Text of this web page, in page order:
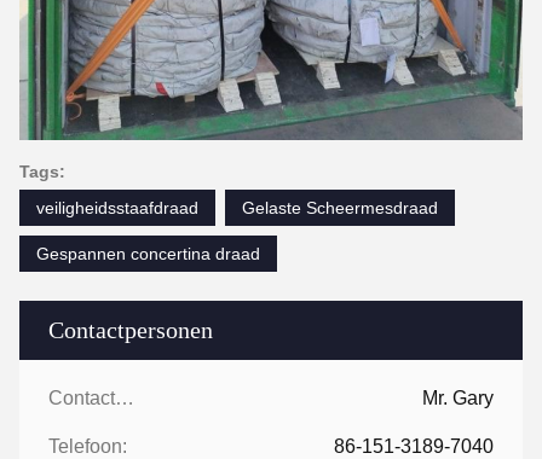
Contactpersonen
Contactpersonen: Mr. Gary
Telefoon: 86-151-3189-7040
Tags:
veiligheidsstaafdraad
Gelaste Scheermesdraad
Gespannen concertina draad